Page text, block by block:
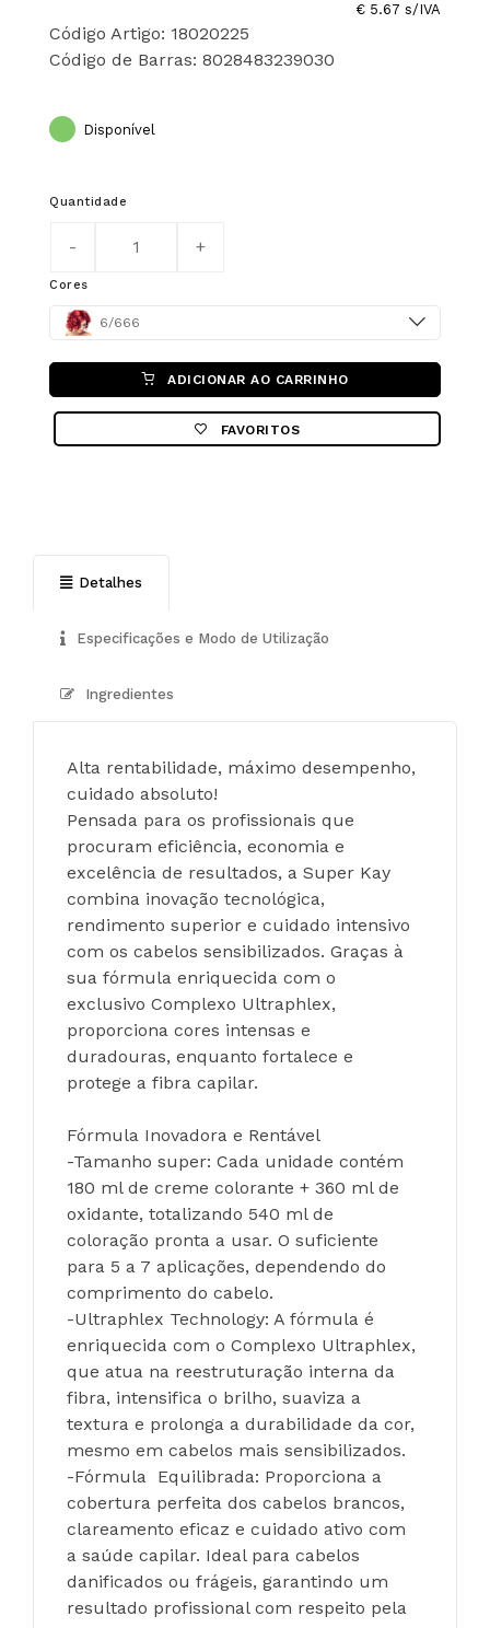
€ 5.67 s/IVA
Código Artigo: 18020225
Código de Barras: 8028483239030
Disponível
Quantidade
Cores
Color 6/666
ADICIONAR AO CARRINHO
FAVORITOS
Detalhes
Especificações e Modo de Utilização
Ingredientes
Alta rentabilidade, máximo desempenho,
cuidado absoluto!
Pensada para os profissionais que
procuram eficiência, economia e
excelência de resultados, a Super Kay
combina inovação tecnológica,
rendimento superior e cuidado intensivo
com os cabelos sensibilizados. Graças à
sua fórmula enriquecida com o
exclusivo Complexo Ultraphlex,
proporciona cores intensas e
duradouras, enquanto fortalece e
protege a fibra capilar.
Fórmula Inovadora e Rentável
-Tamanho super: Cada unidade contém
180 ml de creme colorante + 360 ml de
oxidante, totalizando 540 ml de
coloração pronta a usar. O suficiente
para 5 a 7 aplicações, dependendo do
comprimento do cabelo.
-Ultraphlex Technology: A fórmula é
enriquecida com o Complexo Ultraphlex,
que atua na reestruturação interna da
fibra, intensifica o brilho, suaviza a
textura e prolonga a durabilidade da cor,
mesmo em cabelos mais sensibilizados.
-Fórmula  Equilibrada: Proporciona a
cobertura perfeita dos cabelos brancos,
clareamento eficaz e cuidado ativo com
a saúde capilar. Ideal para cabelos
danificados ou frágeis, garantindo um
resultado profissional com respeito pela